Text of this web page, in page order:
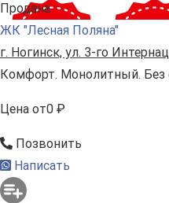
Продана
ЖК "Лесная Поляна"
г. Ногинск, ул. 3-го
Комфорт. Монолитный. Без
Цена от0 ₽
Позвонить
Написать